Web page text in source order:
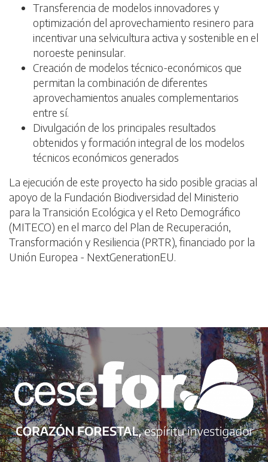
Transferencia de modelos innovadores y
optimización del aprovechamiento resinero para
incentivar una selvicultura activa y sostenible en el
noroeste peninsular.
Creación de modelos técnico-económicos que
permitan la combinación de diferentes
aprovechamientos anuales complementarios
entre sí.
Divulgación de los principales resultados
obtenidos y formación integral de los modelos
técnicos económicos generados
La ejecución de este proyecto ha sido posible gracias al
apoyo de la Fundación Biodiversidad del Ministerio
para la Transición Ecológica y el Reto Demográfico
(MITECO) en el marco del Plan de Recuperación,
Transformación y Resiliencia (PRTR), financiado por la
Unión Europea - NextGenerationEU.